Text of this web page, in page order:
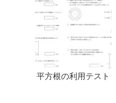
平方根の利用テスト